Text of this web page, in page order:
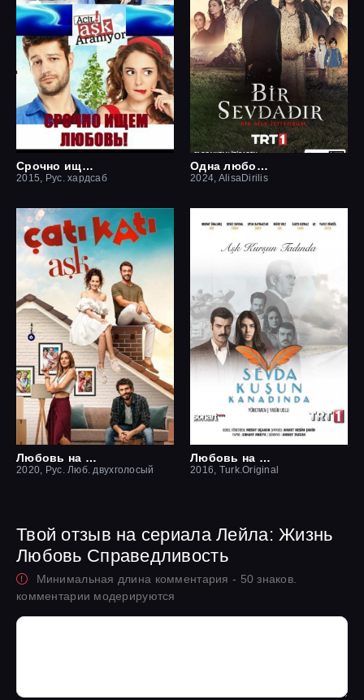
Срочно ищем любовь
2015, Рус. хардсаб
Одна любовь
2024, AlisaDirilis
Любовь на крыше / Чердак любви
2020, Рус. Люб. двухголосый
Любовь на крыльях птицы
2016, Turk.Original
Твой отзыв на сериала Лейла: Жизнь
Любовь Справедливость
Минимальная длина комментария - 50 знаков.
комментарии модерируются